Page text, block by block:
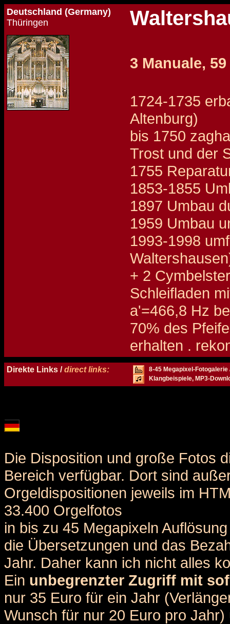
Deutschland (Germany)
Thüringen
3 Manuale,
1724-1735
Altenburg)
bis 1750
Trost und der
1755
1853-1855
1897 Umbau
1959 Umbau
1993-1998
+ 2
Schleifladen
a'=466,8 Hz
70% des
erhalten .
Direkte Links /direct links:
8-45 Megapixel-Fotogalerie
Klangbeispiele, MP3-
Die Disposition und große Fotos
Bereich verfügbar. Dort sind
Orgeldispositionen jeweils im
33.400 Orgelfotos
in bis zu 45 Megapixeln
die Übersetzungen und das
Jahr. Daher kann ich nicht alles
Ein unbegrenzter Zugriff mit
nur 35 Euro für ein Jahr
Wunsch für nur 20 Euro pro